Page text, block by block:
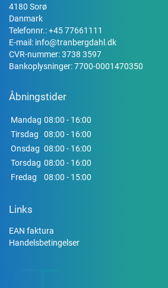
4180 Sorø
Danmark
Telefonnr.:+45 77661111
E-mail: info@tranbergdahl.dk
CVR-nummer: 3738 3597
Bankoplysninger: 7700-0001470350
Åbningstider
Mandag 08:00 - 16:00
Tirsdag
08:00 - 16:00
Onsdag 08:00 - 16:00
Torsdag 08:00 - 16:00
Fredag
08:00 - 15:00
Links
EAN faktura
Handelsbetingelser